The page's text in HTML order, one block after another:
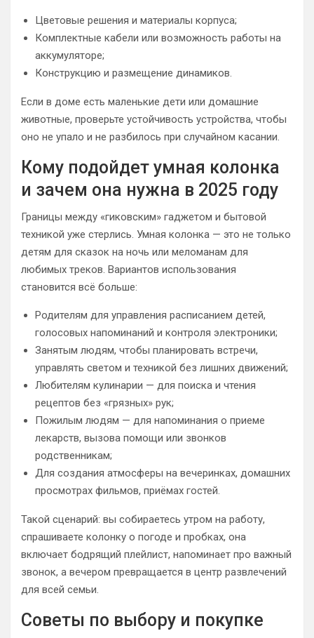
Цветовые решения и материалы корпуса;
Комплектные кабели или возможность работы на
аккумуляторе;
Конструкцию и размещение динамиков.
Если в доме есть маленькие дети или домашние
животные, проверьте устойчивость устройства, чтобы
оно не упало и не разбилось при случайном касании.
Кому подойдет умная колонка
и зачем она нужна в 2025 году
Границы между «гиковским» гаджетом и бытовой
техникой уже стерлись. Умная колонка — это не только
детям для сказок на ночь или меломанам для
любимых треков. Вариантов использования
становится всё больше:
Родителям для управления расписанием детей,
голосовых напоминаний и контроля электроники;
Занятым людям, чтобы планировать встречи,
управлять светом и техникой без лишних движений;
Любителям кулинарии — для поиска и чтения
рецептов без «грязных» рук;
Пожилым людям — для напоминания о приеме
лекарств, вызова помощи или звонков
родственникам;
Для создания атмосферы на вечеринках, домашних
просмотрах фильмов, приёмах гостей.
Такой сценарий: вы собираетесь утром на работу,
спрашиваете колонку о погоде и пробках, она
включает бодрящий плейлист, напоминает про важный
звонок, а вечером превращается в центр развлечений
для всей семьи.
Советы по выбору и покупке